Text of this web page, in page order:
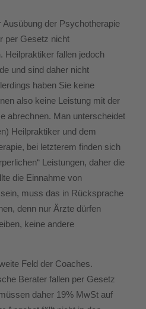
der Psychotherapie
per Gesetz nicht
Heilpraktiker fallen jedoch
und sind daher nicht
haben Sie keine
also keine Leistung mit der
abrechnen. Man unterscheidet
Heilpraktiker und dem
bei letzterem finden sich
Leistungen, daher die
die Einnahme von
muss das in Rücksprache
denn nur Ärzte dürfen
keine andere
Feld der Coaches.
Berater fallen per Gesetz
daher 19% MwSt auf